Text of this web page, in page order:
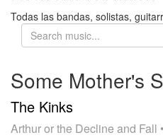
Todas las bandas, solistas,
Some Mother's
The Kinks
Arthur or the Decline and Fall